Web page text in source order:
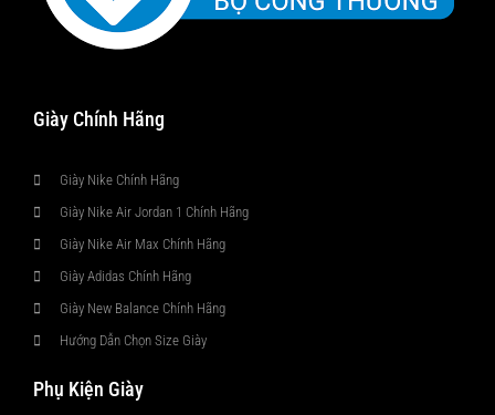
Giày Chính Hãng
Giày Nike Chính Hãng
Giày Nike Air Jordan 1 Chính Hãng
Giày Nike Air Max Chính Hãng
Giày Adidas Chính Hãng
Giày New Balance Chính Hãng
Hướng Dẫn Chọn Size Giày
Phụ Kiện Giày